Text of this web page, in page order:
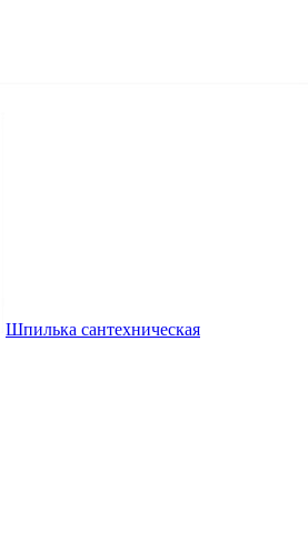
Шпилька сантехническая